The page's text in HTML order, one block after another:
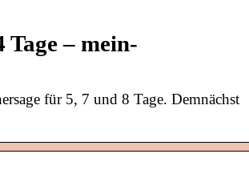
– mein-
für 5, 7 und 8 Tage. Demnächst